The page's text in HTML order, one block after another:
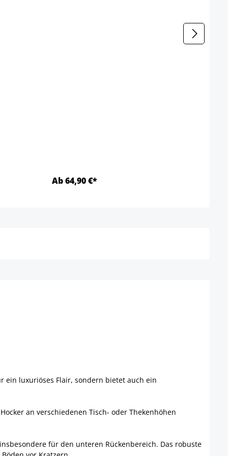
Ab 64,90 €*
ein luxuriöses Flair, sondern bietet auch ein
an verschiedenen Tisch- oder Thekenhöhen
für den unteren Rückenbereich. Das robuste